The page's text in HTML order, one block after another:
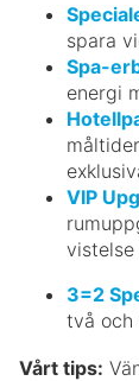
spara
Spa-
energi
VIP
vistelse
3=2
två och
Vårt tips: